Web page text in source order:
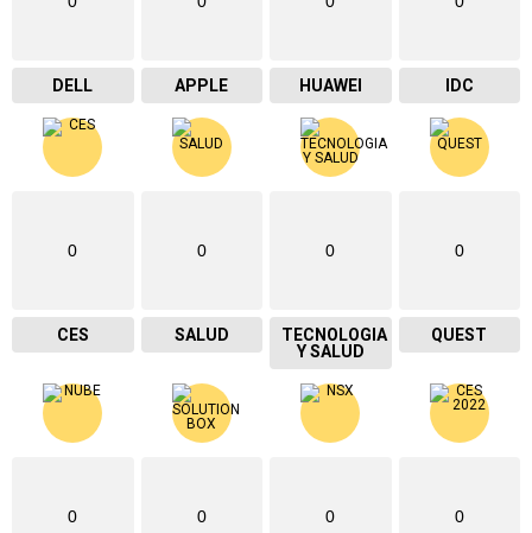
DELL APPLE HUAWEI IDC
0
CES
0
SALUD
0
TECNOLOGIA
Y SALUD
0
QUEST
0 0 0 0